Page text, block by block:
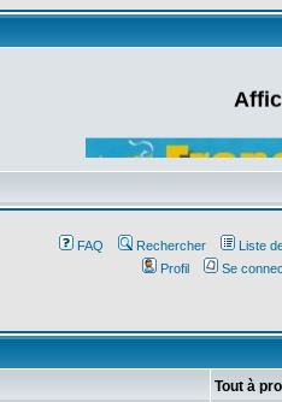
FAQ Rechercher Liste
Profil
Se
Tout à